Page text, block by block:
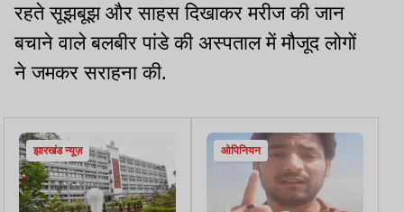
रहते सूझबूझ और साहस दिखाकर मरीज की जान
बचाने वाले बलबीर पांडे की अस्पताल में मौजूद लोगों
ने जमकर सराहना की.
झारखंड न्यूज़ ओपिनियन